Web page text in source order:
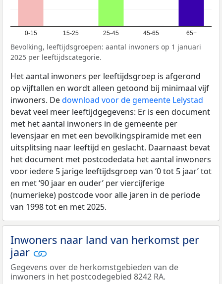
0-15 15-25 25-45 45-65 65+
Bevolking, leeftijdsgroepen: aantal inwoners op 1 januari
2025 per leeftijdscategorie.
Het aantal inwoners per leeftijdsgroep is afgerond
op vijftallen en wordt alleen getoond bij minimaal vijf
inwoners. Dedownload voor de gemeente Lelystad
bevat veel meer leeftijdgegevens: Er is een document
met het aantal inwoners in de gemeente per
levensjaar en met een bevolkingspiramide met een
uitsplitsing naar leeftijd en geslacht. Daarnaast bevat
het document met postcodedata het aantal inwoners
voor iedere 5 jarige leeftijdsgroep van ‘0 tot 5 jaar’ tot
en met ‘90 jaar en ouder’ per viercijferige
(numerieke) postcode voor alle jaren in de periode
van 1998 tot en met 2025.
Inwoners naar land van herkomst per
jaar
Gegevens over de herkomstgebieden van de
inwoners in het postcodegebied 8242 RA.